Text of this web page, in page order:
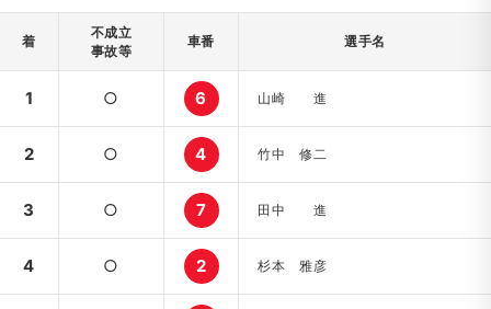
着
不成立
事故等
車番 選手名
1 ○ 6 山崎 進
2 ○ 4 竹中 修二
3 ○ 7 田中 進
4 ○ 2 杉本 雅彦